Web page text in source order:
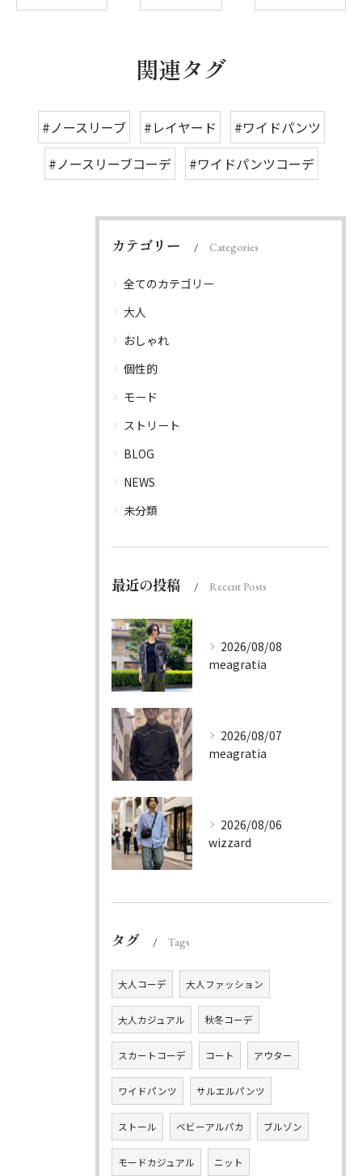
関連タグ
#ノースリーブ #レイヤード
#ワイドパンツ
#ノースリーブコーデ
#ワイドパンツコーデ
カテゴリー Categories
全てのカテゴリー
大人
おしゃれ
個性的
モード
ストリート
BLOG
NEWS
未分類
最近の投稿 Recent Posts
2026/08/08
meagratia
2026/08/07
meagratia
2026/08/06
wizzard
タグ Tags
大人コーデ 大人ファッション
大人カジュアル 秋冬コーデ
スカートコーデ コート アウター
ワイドパンツ サルエルパンツ
ストール ベビーアルパカ ブルゾン
モードカジュアル ニット